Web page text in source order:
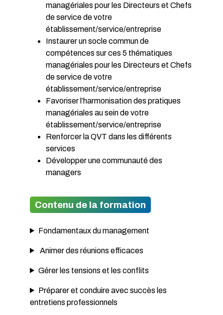
managériales pour les Directeurs et Chefs
de service de votre
établissement/service/entreprise
Instaurer un socle commun de
compétences sur ces 5 thématiques
managériales pour les Directeurs et Chefs
de service de votre
établissement/service/entreprise
Favoriser l’harmonisation des pratiques
managériales au sein de votre
établissement/service/entreprise
Renforcer la QVT dans les différents
services
Développer une communauté des
managers
Contenu de la formation
Fondamentaux du management
Animer des réunions efficaces
Gérer les tensions et les conflits
Préparer et conduire avec succès les
entretiens professionnels